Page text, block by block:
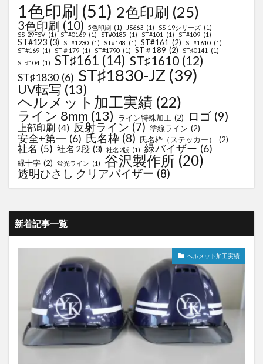
1色印刷 (51) 2色印刷 (25)
3色印刷 (10) 5色印刷 (1) JS663 (1) SS-19シリーズ (1)
SS-29FSV (1) ST#0169 (1) ST#0185 (1) ST#101 (1) ST#109 (1)
ST#123 (3) ST#1230 (1) ST#148 (1) ST#161 (2) ST#1610 (1)
ST#169 (1) ST＃179 (1) ST#1790 (1) ST＃189 (2) ST♯0141
(1)
ST♯104 (1) ST♯161 (14) ST♯1610 (12)
ST♯1830 (6) ST♯1830-JZ (39)
UV転写 (13)
ヘルメット加工実績 (22)
ライン 8mm (13) ライン特殊加工 (2) ロゴ (9)
上部印刷 (4) 反射ライン (7) 塗線ライン (2)
安全+第一 (6) 氏名枠 (8) 氏名枠（ステッカー） (2)
社名 (5) 社名 2段 (3) 社名2版 (1) 緑バイザー (6)
緑十字 (2) 蛍光ライン (1) 谷沢製作所 (20)
透明ひさし クリアバイザー (8)
新着記事一覧
ヘルメット加工実績